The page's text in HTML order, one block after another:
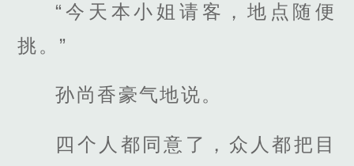
“今天本小姐请客，地点随便
挑。”
孙尚香豪气地说。
四个人都同意了，众人都把目